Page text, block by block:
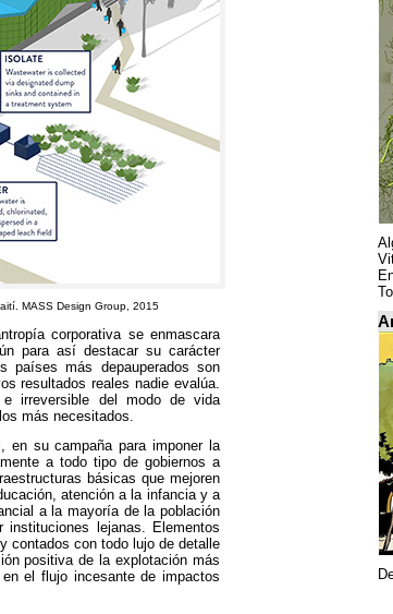
MASS Design Group , 2015
corporativa se enmascara
para así destacar su carácter
países más depauperados son
resultados reales nadie evalúa
irreversible del modo de vida
más necesitados
, en su campaña para imponer la
a todo tipo de gobiernos a
básicas que mejoren
, atención a la infancia y a
a la mayoría de la población
instituciones lejanas. Elementos
contados con todo lujo de detalle
positiva de la explotación más
el flujo incesante de impactos